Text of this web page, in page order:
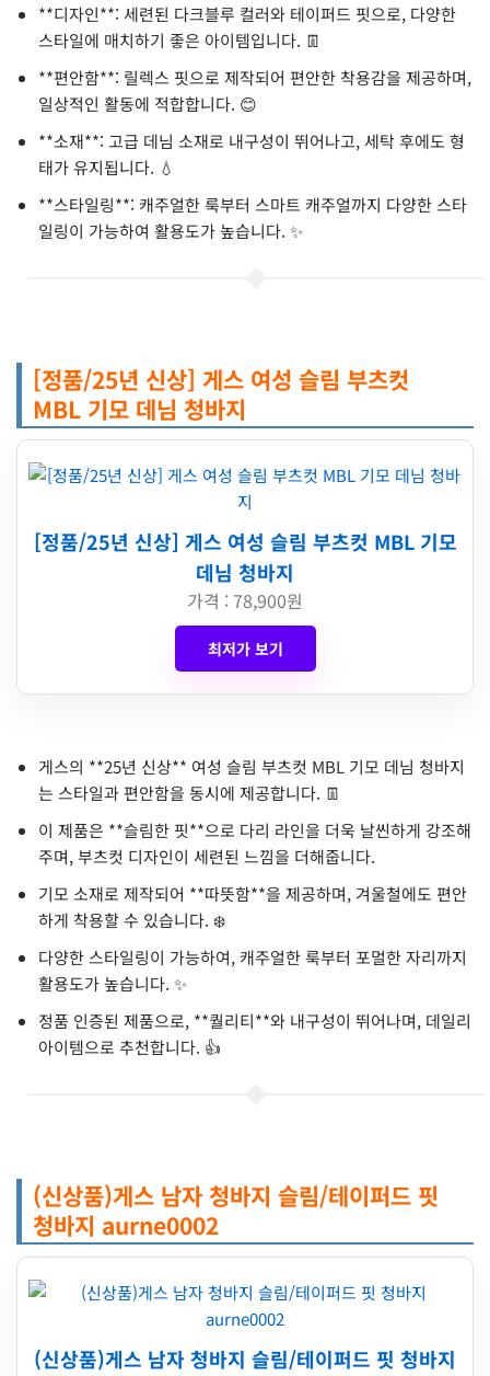
**디자인**: 세련된 다크블루 컬러와 테이퍼드 핏으로, 다양한
스타일에 매치하기 좋은 아이템입니다. 👖
**편안함**: 릴렉스 핏으로 제작되어 편안한 착용감을 제공하며,
일상적인 활동에 적합합니다. 😊
**소재**: 고급 데님 소재로 내구성이 뛰어나고, 세탁 후에도 형
태가 유지됩니다. 💧
**스타일링**: 캐주얼한 룩부터 스마트 캐주얼까지 다양한 스타
일링이 가능하여 활용도가 높습니다. ✨
[정품/25년 신상] 게스 여성 슬림 부츠컷
MBL 기모 데님 청바지
[정품/25년 신상] 게스 여성 슬림 부츠컷 MBL 기모
데님 청바지
가격 : 78,900원
최저가 보기
게스의 **25년 신상** 여성 슬림 부츠컷 MBL 기모 데님 청바지
는 스타일과 편안함을 동시에 제공합니다. 👖
이 제품은 **슬림한 핏**으로 다리 라인을 더욱 날씬하게 강조해
주며, 부츠컷 디자인이 세련된 느낌을 더해줍니다.
기모 소재로 제작되어 **따뜻함**을 제공하며, 겨울철에도 편안
하게 착용할 수 있습니다. ❄️
다양한 스타일링이 가능하여, 캐주얼한 룩부터 포멀한 자리까지
활용도가 높습니다. ✨
정품 인증된 제품으로, **퀄리티**와 내구성이 뛰어나며, 데일리
아이템으로 추천합니다. 👍
(신상품)게스 남자 청바지 슬림/테이퍼드 핏
청바지 aurne0002
(신상품)게스 남자 청바지 슬림/테이퍼드 핏 청바지